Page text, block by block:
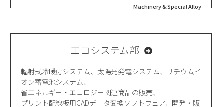
Machinery & Special Alloy
エコシステム部
輻射式冷暖房システム、太陽光発電システム、
リチウムイ
オン蓄電池システム、
省エネルギー・エコロジー関連商品の販売、
プリント配線板用CADデータ変換ソフトウェア、 開発・販